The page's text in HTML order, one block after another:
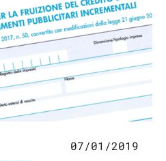
07/01/2019